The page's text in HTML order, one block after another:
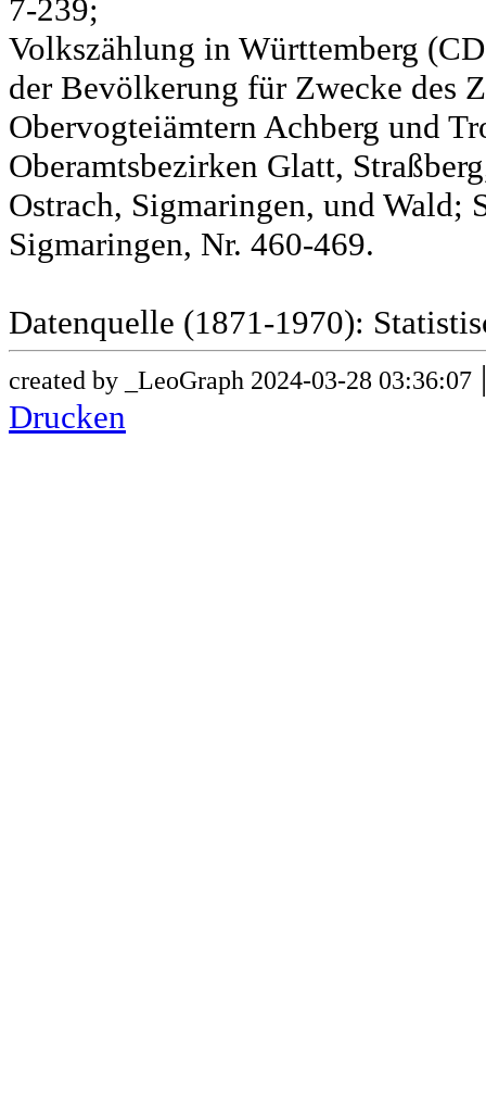
7-239;
Volkszählung in Württemberg
der Bevölkerung für Zwecke des
Obervogteiämtern Achberg und
Oberamtsbezirken Glatt,
Ostrach, Sigmaringen, und Wald;
Sigmaringen, Nr. 460-469.
Datenquelle (1871-1970):
created by _LeoGraph 2024-03-28 03:36:07
Drucken